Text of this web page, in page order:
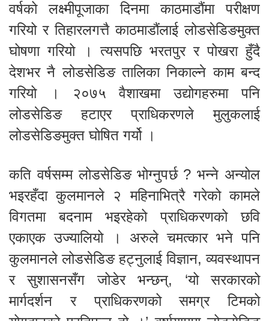
वर्षको लक्ष्मीपूजाका दिनमा काठमाडौंमा परीक्षण
गरियो र तिहारलगत्तै काठमाडौंलाई लोडसेडिङमुक्त
घोषणा गरियो । त्यसपछि भरतपुर र पोखरा हुँदै
देशभर नै लोडसेडिङ तालिका निकाल्ने काम बन्द
गरियो । २०७५ वैशाखमा उद्योगहरुमा पनि
लोडसेडिङ हटाएर प्राधिकरणले मुलुकलाई
लोडसेडिङमुक्त घोषित गर्यो ।
कति वर्षसम्म लोडसेडिङ भोग्नुपर्छ ? भन्ने अन्योल
भइरहँदा कुलमानले २ महिनाभित्रै गरेको कामले
विगतमा बदनाम भइरहेको प्राधिकरणको छवि
एकाएक उज्यालियो । अरुले चमत्कार भने पनि
कुलमानले लोडसेडिङ हट्नुलाई विज्ञान, व्यवस्थापन
र सुशासनसँग जोडेर भन्छन्, ‘यो सरकारको
मार्गदर्शन र प्राधिकरणको समग्र टिमको